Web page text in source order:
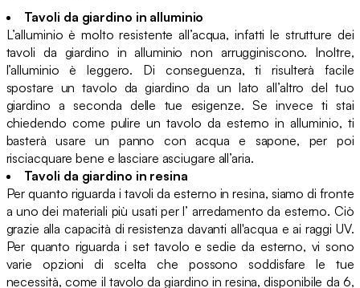
Tavoli da giardino in alluminio
L’alluminio è molto resistente all’acqua, infatti le strutture dei
tavoli da giardino in alluminio non arrugginiscono. Inoltre,
l’alluminio è leggero. Di conseguenza, ti risulterà facile
spostare un tavolo da giardino da un lato all’altro del tuo
giardino a seconda delle tue esigenze. Se invece ti stai
chiedendo come pulire un tavolo da esterno in alluminio, ti
basterà usare un panno con acqua e sapone, per poi
risciacquare bene e lasciare asciugare all’aria.
Tavoli da giardino in resina
Per quanto riguarda i tavoli da esterno in resina, siamo di fronte
a uno dei materiali più usati per l’ arredamento da esterno. Ciò
grazie alla capacità di resistenza davanti all'acqua e ai raggi UV.
Per quanto riguarda i set tavolo e sedie da esterno, vi sono
varie opzioni di scelta che possono soddisfare le tue
necessità, come il tavolo da giardino in resina, disponibile da 6,